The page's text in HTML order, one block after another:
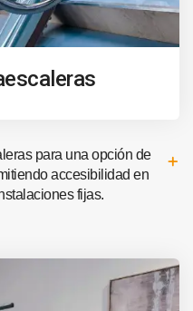
para una opción de
accesibilidad en
fijas.